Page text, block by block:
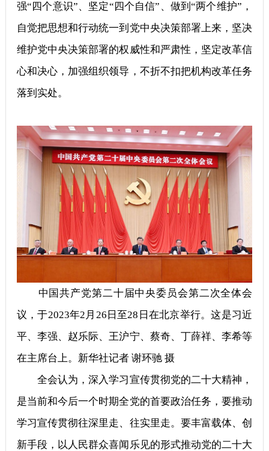
强“四个意识”、坚定“四个自信”、做到“两个维护”，
自觉把思想和行动统一到党中央决策部署上来，坚决
维护党中央决策部署的权威性和严肃性，坚定改革信
心和决心，加强组织领导，不折不扣把机构改革任务
落到实处。
中国共产党第二十届中央委员会第二次全体会
议，于2023年2月26日至28日在北京举行。这是习近
平、李强、赵乐际、王沪宁、蔡奇、丁薛祥、李希等
在主席台上。新华社记者 谢环驰 摄
全会认为，深入学习宣传贯彻党的二十大精神，
是当前和今后一个时期全党的首要政治任务，要推动
学习宣传贯彻往深里走、往实里走。要丰富载体、创
新手段，以人民群众喜闻乐见的形式推动党的二十大